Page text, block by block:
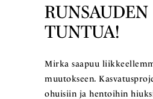
RUNSAUDEN
TUNTUA!
Mirka saapuu
muutokseen.
ohuisiin ja hentoihin